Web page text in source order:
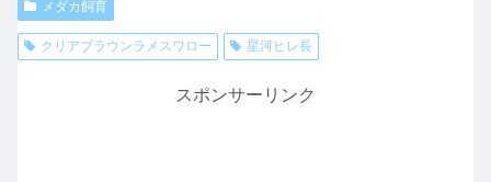
メダカ飼育
クリアブラウンラメスワロー 星河ヒレ長
スポンサーリンク